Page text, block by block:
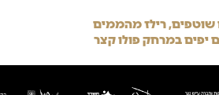
שוטפים, רילז מהממים
יפים במרחק פולו קצר